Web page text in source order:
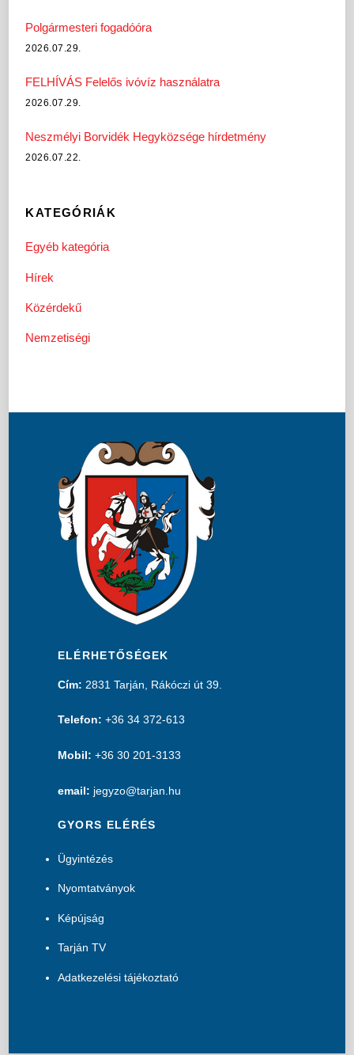
Polgármesteri fogadóóra
2026.07.29.
FELHÍVÁS Felelős ivóvíz használatra
2026.07.29.
Neszmélyi Borvidék Hegyközsége hírdetmény
2026.07.22.
KATEGÓRIÁK
Egyéb kategória
Hírek
Közérdekű
Nemzetiségi
ELÉRHETŐSÉGEK
Cím: 2831 Tarján, Rákóczi út 39.
Telefon: +36 34 372-613
Mobil: +36 30 201-3133
email: jegyzo@tarjan.hu
GYORS ELÉRÉS
Ügyintézés
Nyomtatványok
Képújság
Tarján TV
Adatkezelési tájékoztató